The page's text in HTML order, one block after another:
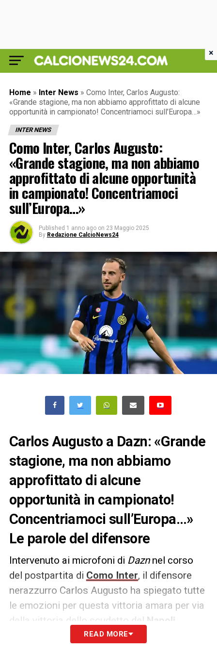
Home » Inter News » Como Inter, Carlos Augusto:
«Grande stagione, ma non abbiamo approfittato di alcune
opportunità in campionato! Concentriamoci sull’Europa…»
INTER NEWS
Como Inter, Carlos Augusto:
«Grande stagione, ma non abbiamo
approfittato di alcune opportunità
in campionato! Concentriamoci
sull’Europa…»
Published 1 anno ago on 23 Maggio 2025
By Redazione CalcioNews24
Carlos Augusto a Dazn: «Grande
stagione, ma non abbiamo
approfittato di alcune
opportunità in campionato!
Concentriamoci sull’Europa…»
Le parole del difensore
Intervenuto ai microfoni di Daznnel corso
del postpartita di Como Inter, il difensore
nerazzurro Carlos Augusto ha spiegato tutte
le emozioni per questa vittoria amara per via
della vittoria dello scudetto del Napoli
– «E’ stata una stagione lunga,
READ MORE
×